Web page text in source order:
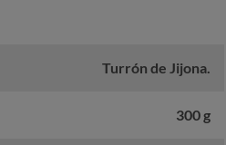
Turrón de Jijona.
300 g